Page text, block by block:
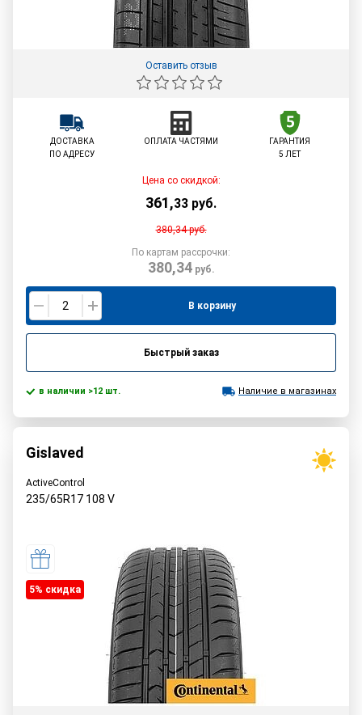
Оставить отзыв
ДОСТАВКА
ПО АДРЕСУ
ОПЛАТА ЧАСТЯМИ
ГАРАНТИЯ
5 ЛЕТ
Цена со скидкой:
361,33 руб.
380,34руб.
По картам рассрочки:
380,34руб.
В корзину
Быстрый заказ
в наличии >12 шт. Наличие в магазинах
Gislaved
ActiveControl
235/65R17 108 V
5% cкидка